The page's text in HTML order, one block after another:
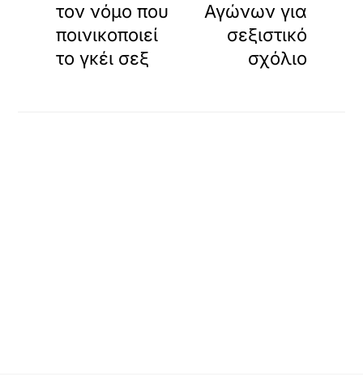
τον νόμο που
ποινικοποιεί
το γκέι σεξ
Αγώνων για
σεξιστικό
σχόλιο